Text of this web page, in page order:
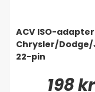
ACV ISO-adapter
Chrysler/
22-pin
198 kr